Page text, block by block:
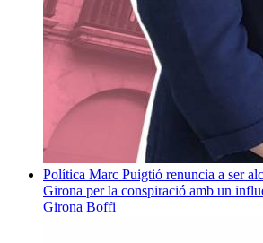
Política Marc Puigtió renuncia a ser
Girona per la conspiració amb un
Girona Boffi